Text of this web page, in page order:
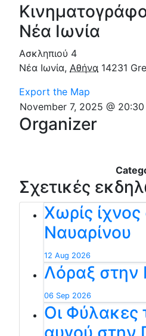
Νέα Ιωνία
Ασκληπιού 4
Νέα Ιωνία, Αθήνα 14231
Export the Map
November 7, 2025 @ 20:30
Organizer
Σχετικές
Χωρίς
Ναυαρίνου
12 Aug 2026
Λόραξ στην
06 Sep 2026
Οι Φύλακες